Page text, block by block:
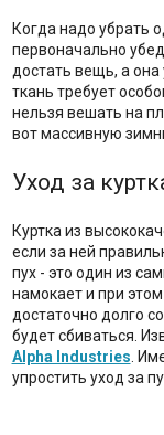
Когда надо убрать
первоначально
достать вещь, а
ткань требует
нельзя вешать на
вот массивную
Уход за
Куртка из
если за ней
пух - это один из
намокает и при
достаточно долго
будет сбиваться.
Alpha Industries .
упростить уход за